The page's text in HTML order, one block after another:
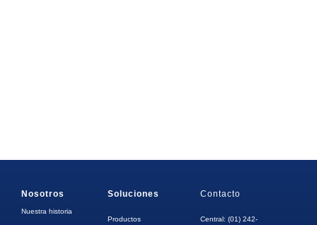
Nosotros
Nuestra historia
Soluciones
Productos
Contacto
Central: (01) 242-